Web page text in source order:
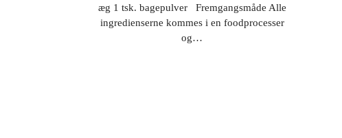
æg 1 tsk. bagepulver Fremgangsmåde Alle
ingredienserne kommes i en foodprocesser
og…